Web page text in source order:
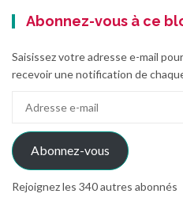
Abonnez-vous à ce
Saisissez votre adresse e-mail
recevoir une notification de
mail
Abonnez-vous
Rejoignez les 340 autres abonnés